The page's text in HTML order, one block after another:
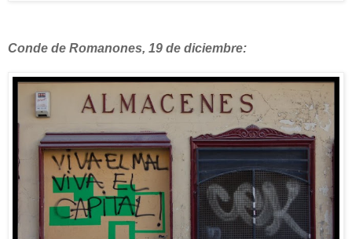
Conde de Romanones, 19 de diciembre: